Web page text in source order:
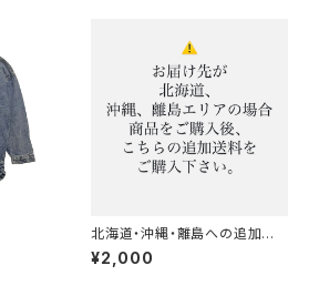
北海道・沖縄・離島への追加送
料
¥2,000